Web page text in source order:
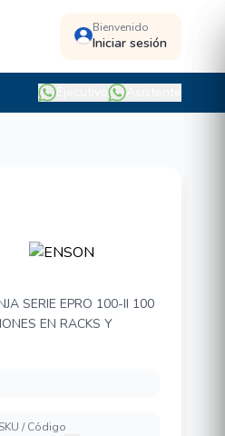
Bienvenido
Iniciar sesión
SERIE EPRO 100-II 100
EN RACKS Y
SKU / Código